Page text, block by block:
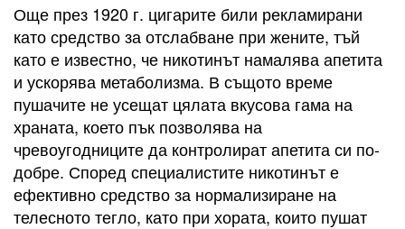
Още през 1920 г. цигарите били рекламирани
като средство за отслабване при жените, тъй
като е известно, че никотинът намалява апетита
и ускорява метаболизма. В същото време
пушачите не усещат цялата вкусова гама на
храната, което пък позволява на
чревоугодниците да контролират апетита си по-
добре. Според специалистите никотинът е
ефективно средство за нормализиране на
телесното тегло, като при хората, които пушат